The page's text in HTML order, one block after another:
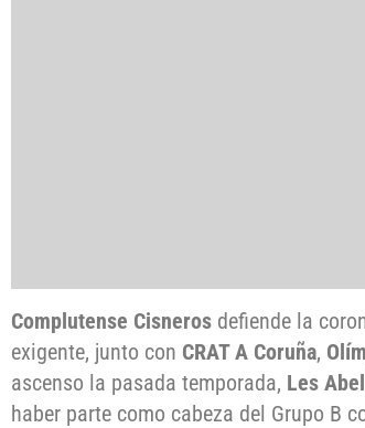
Complutense Cisneros defiende la
exigente, junto con CRAT A Coruña,
ascenso la pasada temporada, Les
haber parte como cabeza del Grupo B